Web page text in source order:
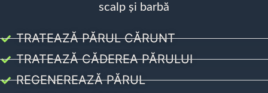
scalp și barbă
TRATEAZĂ PĂRUL CĂRUNT
TRATEAZĂ CĂDEREA PĂRULUI
REGENEREAZĂ PĂRUL